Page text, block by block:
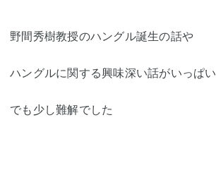
野間秀樹教授のハングル誕生の話や
ハングルに関する興味深い話がいっぱい
でも少し難解でした